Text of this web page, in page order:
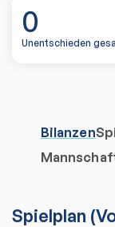
0
Unentschieden
Bilanzen
Spielplan (